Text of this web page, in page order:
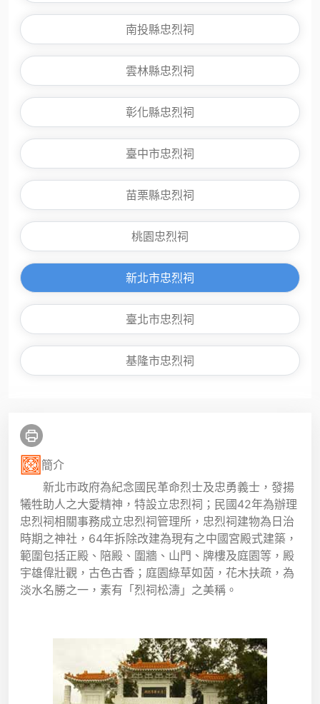
南投縣忠烈祠
雲林縣忠烈祠
彰化縣忠烈祠
臺中市忠烈祠
苗栗縣忠烈祠
桃園忠烈祠
新北市忠烈祠
臺北市忠烈祠
基隆市忠烈祠
簡介
新北市政府為紀念國民革命烈士及忠勇義士，發揚
犧牲助人之大愛精神，特設立忠烈祠；民國42年為辦理
忠烈祠相關事務成立忠烈祠管理所，忠烈祠建物為日治
時期之神社，64年拆除改建為現有之中國宮殿式建築，
範圍包括正殿、陪殿、圍牆、山門、牌樓及庭園等，殿
宇雄偉壯觀，古色古香；庭園綠草如茵，花木扶疏，為
淡水名勝之一，素有「烈祠松濤」之美稱。